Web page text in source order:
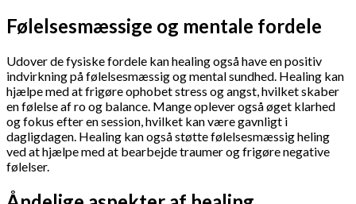
Følelsesmæssige og mentale fordele
Udover de fysiske fordele kan healing også have en positiv
indvirkning på følelsesmæssig og mental sundhed. Healing kan
hjælpe med at frigøre ophobet stress og angst, hvilket skaber
en følelse af ro og balance. Mange oplever også øget klarhed
og fokus efter en session, hvilket kan være gavnligt i
dagligdagen. Healing kan også støtte følelsesmæssig heling
ved at hjælpe med at bearbejde traumer og frigøre negative
følelser.